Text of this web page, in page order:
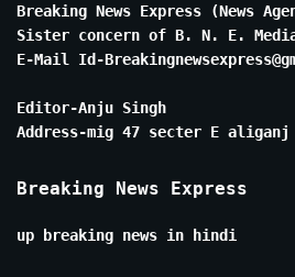
Breaking News Express (News
Sister concern of B. N. E.
E-Mail Id-
Editor-Anju Singh
Address-mig 47 secter E aliganj
Breaking News Express
up breaking news in hindi